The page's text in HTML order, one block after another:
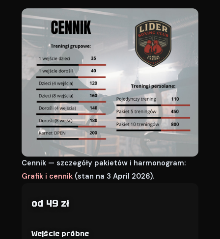
Cennik — szczegóły pakietów i harmonogram:
Grafik i cennik (stan na 3 April 2026).
od 49 zł
Wejście próbne